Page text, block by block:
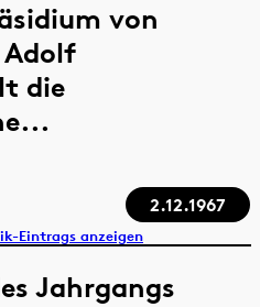
von
die
2.12.1967
Eintrags anzeigen
Jahrgangs